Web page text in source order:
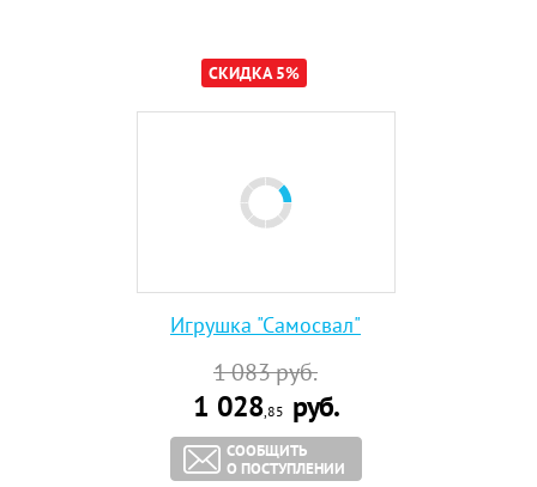
СКИДКА 5%
Игрушка "Самосвал"
1 083руб.
1 028,85 руб.
СООБЩИТЬ
О ПОСТУПЛЕНИИ